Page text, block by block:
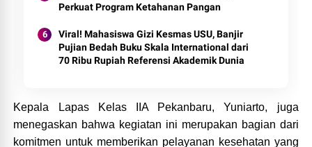
Perkuat Program Ketahanan Pangan
Viral! Mahasiswa Gizi Kesmas USU, Banjir
Pujian Bedah Buku Skala International dari
70 Ribu Rupiah Referensi Akademik Dunia
Kepala Lapas Kelas IIA Pekanbaru, Yuniarto, juga
menegaskan bahwa kegiatan ini merupakan bagian dari
komitmen untuk memberikan pelayanan kesehatan yang